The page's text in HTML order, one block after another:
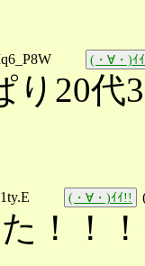
(・∀・)ｲ
り20代
(・∀・)ｲｲ!!
！！！